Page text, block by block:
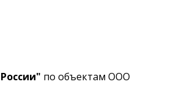
по объектам ООО